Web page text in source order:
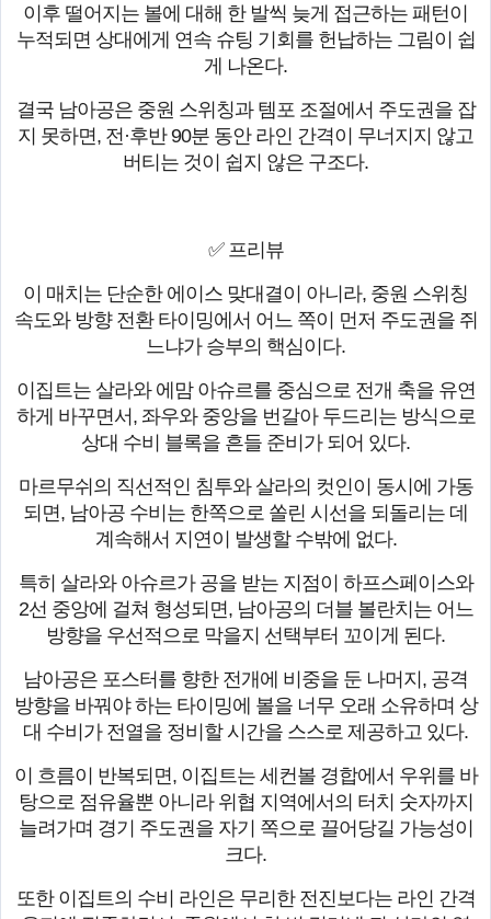
이후 떨어지는 볼에 대해 한 발씩 늦게 접근하는 패턴이
누적되면 상대에게 연속 슈팅 기회를 헌납하는 그림이 쉽
게 나온다.
결국 남아공은 중원 스위칭과 템포 조절에서 주도권을 잡
지 못하면, 전·후반 90분 동안 라인 간격이 무너지지 않고
버티는 것이 쉽지 않은 구조다.
✅ 프리뷰
이 매치는 단순한 에이스 맞대결이 아니라, 중원 스위칭
속도와 방향 전환 타이밍에서 어느 쪽이 먼저 주도권을 쥐
느냐가 승부의 핵심이다.
이집트는 살라와 에맘 아슈르를 중심으로 전개 축을 유연
하게 바꾸면서, 좌우와 중앙을 번갈아 두드리는 방식으로
상대 수비 블록을 흔들 준비가 되어 있다.
마르무쉬의 직선적인 침투와 살라의 컷인이 동시에 가동
되면, 남아공 수비는 한쪽으로 쏠린 시선을 되돌리는 데
계속해서 지연이 발생할 수밖에 없다.
특히 살라와 아슈르가 공을 받는 지점이 하프스페이스와
2선 중앙에 걸쳐 형성되면, 남아공의 더블 볼란치는 어느
방향을 우선적으로 막을지 선택부터 꼬이게 된다.
남아공은 포스터를 향한 전개에 비중을 둔 나머지, 공격
방향을 바꿔야 하는 타이밍에 볼을 너무 오래 소유하며 상
대 수비가 전열을 정비할 시간을 스스로 제공하고 있다.
이 흐름이 반복되면, 이집트는 세컨볼 경합에서 우위를 바
탕으로 점유율뿐 아니라 위협 지역에서의 터치 숫자까지
늘려가며 경기 주도권을 자기 쪽으로 끌어당길 가능성이
크다.
또한 이집트의 수비 라인은 무리한 전진보다는 라인 간격